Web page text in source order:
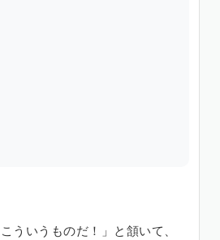
ういうものだ！」と頷いて、